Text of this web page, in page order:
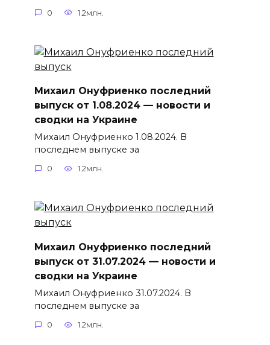
0 1.2млн.
Михаил Онуфриенко последний
выпуск от 1.08.2024 — новости и
сводки на Украине
Михаил Онуфриенко 1.08.2024. В
последнем выпуске за
0 1.2млн.
Михаил Онуфриенко последний
выпуск от 31.07.2024 — новости и
сводки на Украине
Михаил Онуфриенко 31.07.2024. В
последнем выпуске за
0 1.2млн.